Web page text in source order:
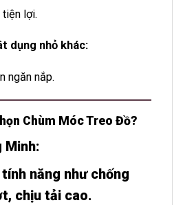
lợi.
dụng nhỏ khác:
ngăn nắp.
Chùm Móc Treo Đồ?
Minh:
năng như chống
chịu tải cao.